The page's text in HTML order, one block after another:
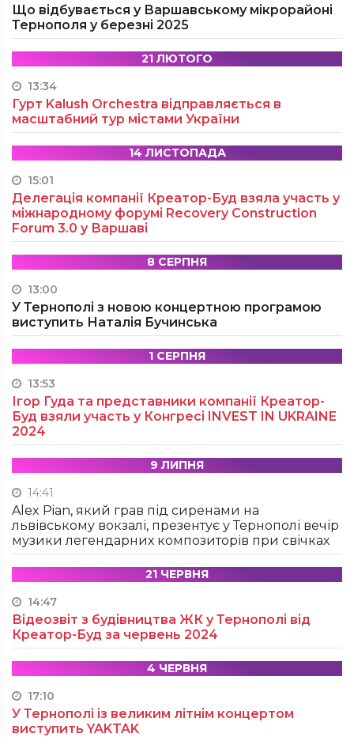
Що відбувається у Варшавському мікрорайоні
Тернополя у березні 2025
21 ЛЮТОГО
13:34
Гурт Kalush Orchestra відправляється в
масштабний тур містами України
14 ЛИСТОПАДА
15:01
Делегація компанії Креатор-Буд взяла участь у
міжнародному форумі Recovery Construction
Forum 3.0 у Варшаві
8 СЕРПНЯ
13:00
У Тернополі з новою концертною програмою
виступить Наталія Бучинська
1 СЕРПНЯ
13:53
Ігор Гуда та представники компанії Креатор-
Буд взяли участь у Конгресі INVEST IN UKRAINE
2024
9 ЛИПНЯ
14:41
Alex Pian, який грав під сиренами на
львівському вокзалі, презентує у Тернополі вечір
музики легендарних композиторів при свічках
21 ЧЕРВНЯ
14:47
Відеозвіт з будівництва ЖК у Тернополі від
Креатор-Буд за червень 2024
4 ЧЕРВНЯ
17:10
У Тернополі із великим літнім концертом
виступить YAKTAK